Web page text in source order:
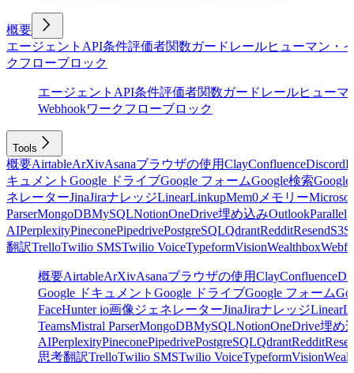
概要
エージェント API条件評価者関数ガードレールヒューマン・
クフローブロック
エージェント API条件評価者関数ガードレールヒュー
Webhookワークフローブロック
Tools
概要AirtableArXivAsanaブラウザの使用ClayConfluenceDiscord
キュメント Google ドライブGoogle フォームGoogle検索
ネレーターJinaJiraナレッジLinearLinkupMem0 メモリー
ParserMongoDBMySQLNotionOneDrive埋め込みOutlookParallel
AIPerplexityPineconePipedrivePostgreSQLQdrantRedditResendS3
翻訳TrelloTwilio SMSTwilio VoiceTypeformVisionWealthbox
概要AirtableArXivAsanaブラウザの使用ClayConfluence
Google ドキュメント Google ドライブGoogle フォーム
FaceHunter io画像ジェネレーターJinaJiraナレッジLinear
TeamsMistral ParserMongoDBMySQLNotionOneDrive埋め
AIPerplexityPineconePipedrivePostgreSQLQdrantReddit
思考翻訳TrelloTwilio SMSTwilio VoiceTypeformVision